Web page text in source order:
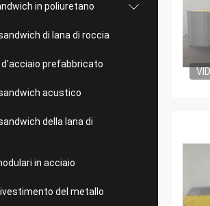
in poliuretano
di lana di roccia
d'acciaio prefabbricato
acustico
della lana di
in acciaio
del metallo